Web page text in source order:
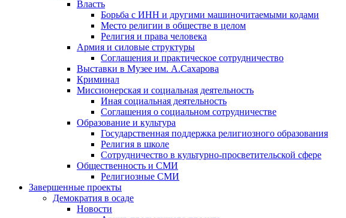
Власть
Борьба с ИНН и другими машиночитаемыми кодами
Место религии в обществе в целом
Религия и права человека
Армия и силовые структуры
Соглашения и практическое сотрудничество
Выставки в Музее им. А.Сахарова
Криминал
Миссионерская и социальная деятельность
Иная социальная деятельность
Соглашения о социальном сотрудничестве
Образование и культура
Государственная поддержка религиозного образования
Религия в школе
Сотрудничество в культурно-просветительской сфере
Общественность и СМИ
Религиозные СМИ
Завершенные проекты
Демократия в осаде
Новости